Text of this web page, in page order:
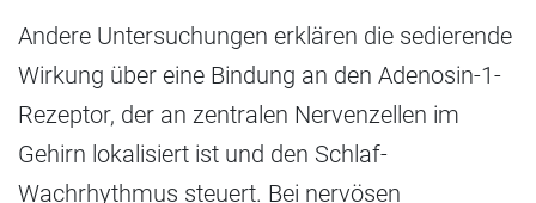
Andere Untersuchungen erklären die sedierende
Wirkung über eine Bindung an den Adenosin-1-
Rezeptor, der an zentralen Nervenzellen im
Gehirn lokalisiert ist und den Schlaf-
Wachrhythmus steuert. Bei nervösen